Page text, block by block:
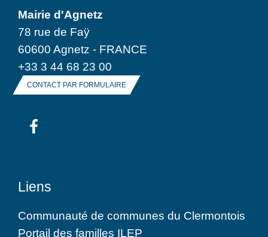
Mairie d'Agnetz
78 rue de Faÿ
60600 Agnetz - FRANCE
+33 3 44 68 23 00
CONTACT PAR FORMULAIRE
Liens
Communauté de communes du Clermontois
Portail des familles ILEP